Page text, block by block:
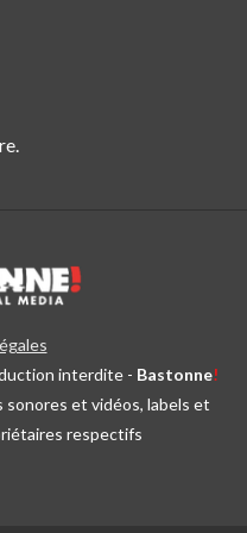
interdite - Bastonne!
et vidéos, labels et
respectifs